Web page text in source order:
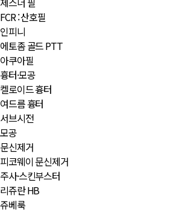
FCR : 산호필
인피니
에토좀 골드 PTT
아쿠아필
흉터·모공
켈로이드 흉터
여드름 흉터
서브시전
모공
문신제거
피코웨이 문신제거
주사·스킨부스터
리쥬란 HB
쥬베룩